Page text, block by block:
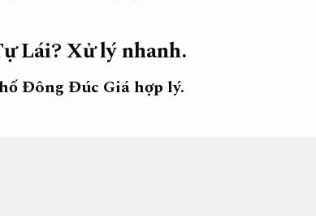
Lái?Xử lý nhanh.
Đông Đúc Giá hợp lý.